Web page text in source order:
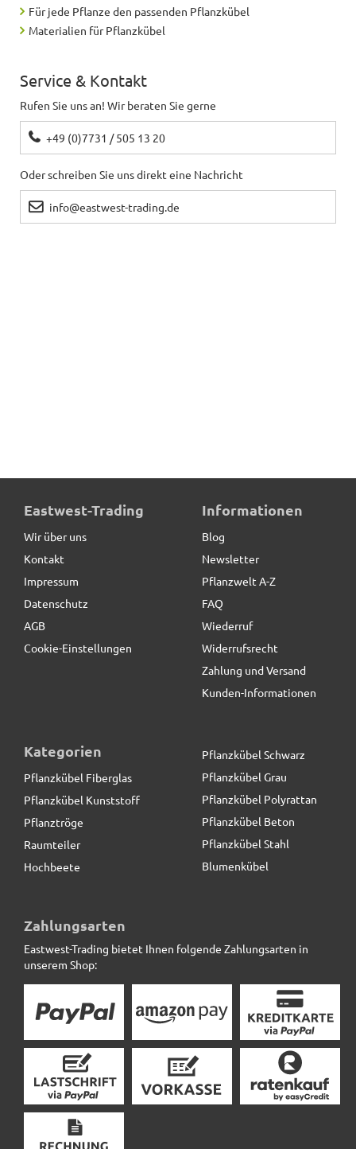
Für jede Pflanze den passenden Pflanzkübel
Materialien für Pflanzkübel
Service & Kontakt
Rufen Sie uns an! Wir beraten Sie gerne
+49 (0)7731 / 505 13 20
Oder schreiben Sie uns direkt eine Nachricht
info@eastwest-trading.de
Eastwest-Trading
Wir über uns
Kontakt
Impressum
Datenschutz
AGB
Cookie-Einstellungen
Informationen
Blog
Newsletter
Pflanzwelt A-Z
FAQ
Wiederruf
Widerrufsrecht
Zahlung und Versand
Kunden-Informationen
Kategorien
Pflanzkübel Fiberglas
Pflanzkübel Kunststoff
Pflanztröge
Raumteiler
Hochbeete
Pflanzkübel Schwarz
Pflanzkübel Grau
Pflanzkübel Polyrattan
Pflanzkübel Beton
Pflanzkübel Stahl
Blumenkübel
Zahlungsarten
Eastwest-Trading bietet Ihnen folgende Zahlungsarten in
unserem Shop: